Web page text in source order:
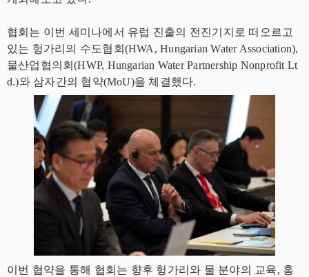
협회는 이번 세미나에서 유럽 진출의 전진기지로 떠오르고
있는 헝가리의 수도협회(HWA, Hungarian Water Association),
물산업협의회(HWP, Hungarian Water Partnership Nonprofit Lt
d.)와 삼자간의 협약(MoU)을 체결했다.
이번 협약을 통해 협회는 향후 헝가리와 물 분야의 교육, 홍